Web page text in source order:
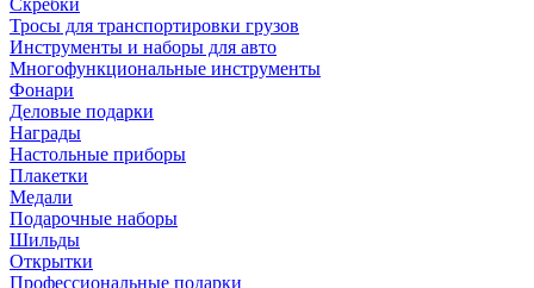
Скребки
Тросы для транспортировки грузов
Инструменты и наборы для авто
Многофункциональные инструменты
Фонари
Деловые подарки
Награды
Настольные приборы
Плакетки
Медали
Подарочные наборы
Шильды
Открытки
Профессиональные подарки